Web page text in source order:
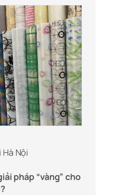
Nội
pháp “vàng” cho